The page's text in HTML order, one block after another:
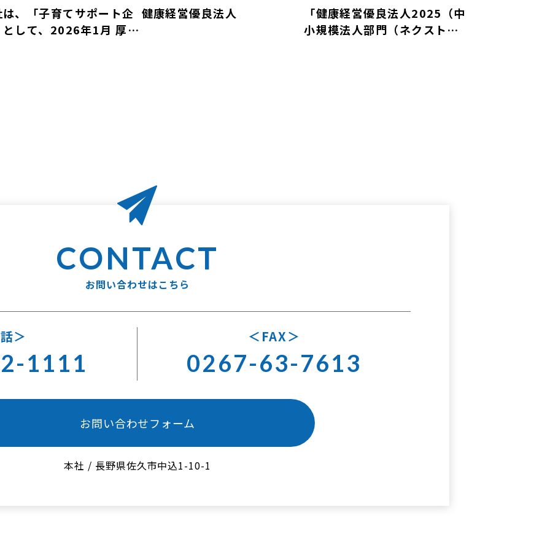
は、「子育てサポート企
として、2026年1月 厚生
健康経営優良法人
「健康経営優良法人2025（中
小規模法人部門（ネクストブ
お問い合わせはこちら
1111
FAX
0267-63-7613
お問い合わせフォーム
本社 / 長野県佐久市中込1-10-1